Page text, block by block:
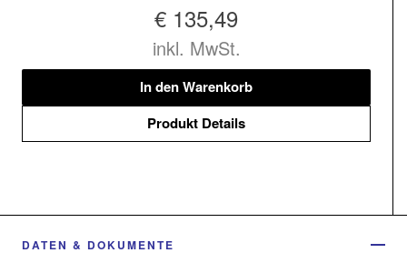
€ 135,49
inkl. MwSt.
In den Warenkorb
Produkt Details
DATEN & DOKUMENTE